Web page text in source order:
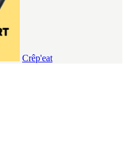
Crêp'eat